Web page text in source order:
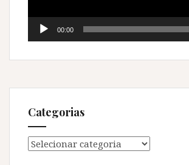
00:00
Categorias
Categorias